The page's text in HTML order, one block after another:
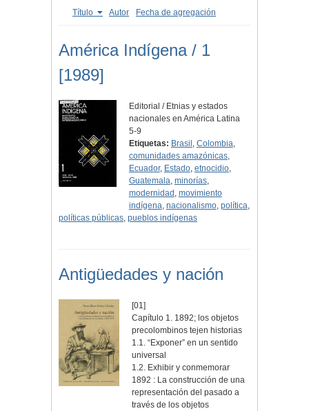
Título
Autor Fecha de agregación
América Indígena / 1
[1989]
Editorial / Etnias y estados
nacionales en América Latina
5-9
Etiquetas: Brasil , Colombia,
comunidades amazónicas,
Ecuador, Estado, etnocidio,
Guatemala, minorías,
modernidad , movimiento
indígena, nacionalismo, política,
políticas públicas, pueblos indígenas
Antigüedades y nación
[01]
Capítulo 1. 1892; los objetos
precolombinos tejen historias
1.1. “Exponer” en un sentido
universal
1.2. Exhibir y conmemorar
1892 : La construcción de una
representación del pasado a
través de los objetos